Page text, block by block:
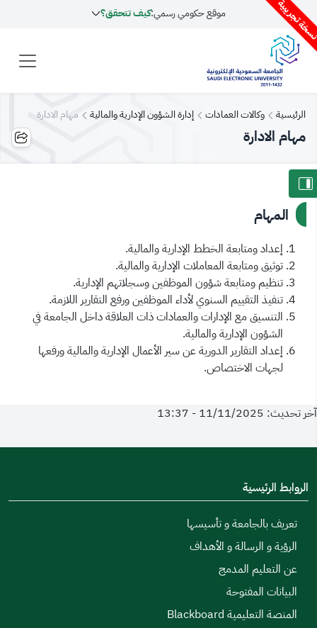
تجريبية موقع حكومي رسمي:كيف تتحقق؟
الرئيسية وكالات العمادات إدارة الشؤون الإدارية والمالية مهام الادارة
مهام الادارة
المهام
إعداد ومتابعة الخطط الإدارية والمالية.
توثيق ومتابعة المعاملات الإدارية والمالية.
تنظيم ومتابعة شؤون الموظفين وسجلاتهم الإدارية.
تنفيذ التقييم السنوي لأداء الموظفين ورفع التقارير اللازمة.
التنسيق مع الإدارات والعمادات ذات العلاقة داخل الجامعة في
الشؤون الإدارية والمالية.
إعداد التقارير الدورية عن سير الأعمال الإدارية والمالية ورفعها
لجهات الاختصاص.
آخر تحديث: 11/11/2025 - 13:37
الروابط الرئيسية
تعريف بالجامعة و تأسيسها
الرؤية و الرسالة و الأهداف
عن التعليم المدمج
البيانات المفتوحة
المنصة التعليمية Blackboard